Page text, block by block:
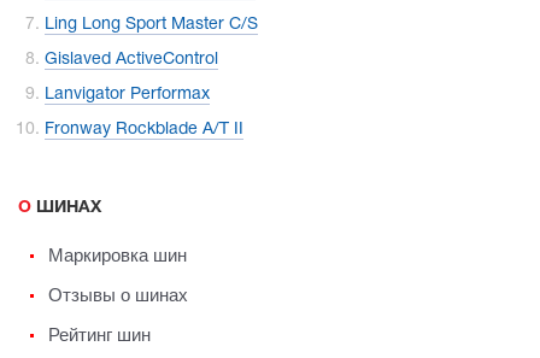
Ling Long Sport Master C/S
Gislaved ActiveControl
Lanvigator Performax
Fronway Rockblade A/T II
О ШИНАХ
Маркировка шин
Отзывы о шинах
Рейтинг шин